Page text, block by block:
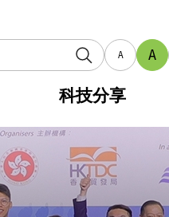
A A
科技分享